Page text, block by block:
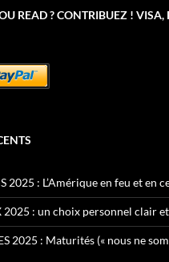
READ ? CONTRIBUEZ ! VISA,
2025 : L’Amérique en feu et en
2025 : un choix personnel clair
2025 : Maturités (« nous ne